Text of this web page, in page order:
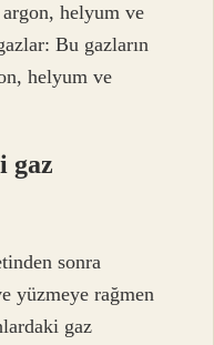
argon, helyum ve
Bu gazların
helyum ve
gaz
sonra
yüzmeye rağmen
gaz